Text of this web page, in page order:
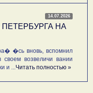
14.07.2026
ПЕТЕРБУРГА НА
�сь вновь, вспомнил
возвеличи вании
и ... Читать полностью »